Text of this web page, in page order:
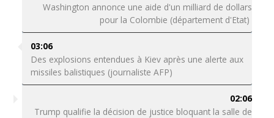
Washington annonce une aide d'un milliard de dollars
pour la Colombie (département d'Etat)
03:06
Des explosions entendues à Kiev après une alerte aux
missiles balistiques (journaliste AFP)
02:06
Trump qualifie la décision de justice bloquant la salle de